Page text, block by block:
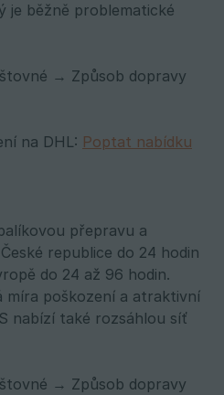
je běžně problematické
→ Způsob dopravy
na DHL: Poptat nabídku
přepravu a
republice do 24 hodin
do 24 až 96 hodin.
míra poškození a atraktivní
nabízí také rozsáhlou síť
→ Způsob dopravy